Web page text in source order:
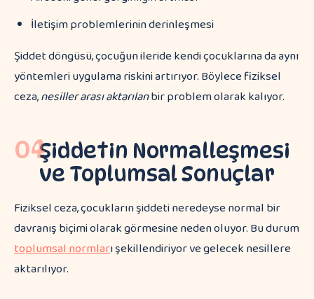
İletişim problemlerinin derinleşmesi
Şiddet döngüsü, çocuğun ileride kendi çocuklarına da aynı
yöntemleri uygulama riskini artırıyor. Böylece fiziksel
ceza,nesiller arası aktarılanbir problem olarak kalıyor.
04Şiddetin Normalleşmesi
ve Toplumsal Sonuçlar
Fiziksel ceza, çocukların şiddeti neredeyse normal bir
davranış biçimi olarak görmesine neden oluyor. Bu durum
toplumsal normları şekillendiriyor ve gelecek nesillere
aktarılıyor.